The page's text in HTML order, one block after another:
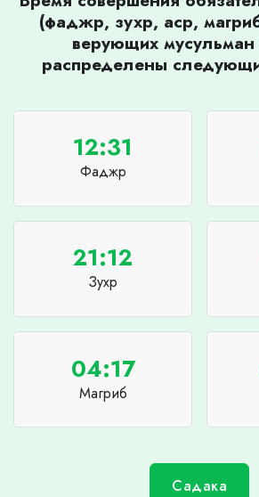
(фаджр, зухр, аср,
верующих мусульман
распределены
12:31
Фаджр
21:12
Зухр
04:17
Магриб
Садака